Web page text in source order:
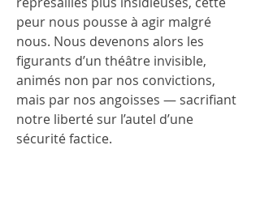
peur nous pousse à agir malgré
nous. Nous devenons alors les
figurants d’un théâtre invisible,
animés non par nos convictions,
mais par nos angoisses — sacrifiant
notre liberté sur l’autel d’une
sécurité factice.